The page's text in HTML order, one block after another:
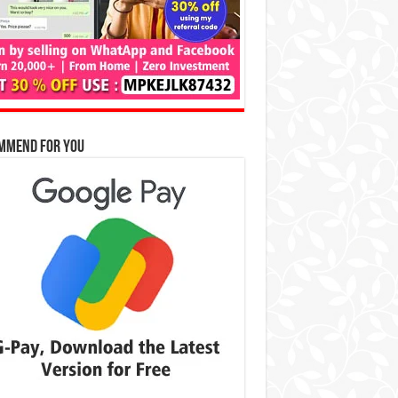
for You